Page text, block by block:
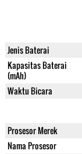
Jenis Baterai
Kapasitas Baterai
(mAh)
Waktu Bicara
Prosesor Merek
Nama Prosesor